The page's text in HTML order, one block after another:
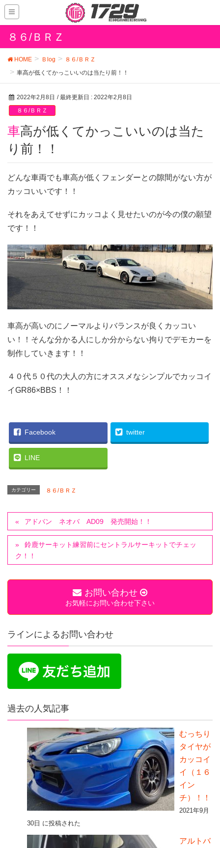
８６/ＢＲＺ
HOME Ｂlog
８６/ＢＲＺ
車高が低くてかっこいいのは当たり前！！
2022年2月8日 / 最終更新日 : 2022年2月8日
８６/ＢＲＺ
車高が低くてかっこいいのは当た
り前！！
どんな車両でも車高が低くフェンダーとの隙間がない方が
カッコいいです！！
それをあえてせずにカッコよく見せたいのが今の僕の願望
です！！
車高が高いのにノーマルよりバランスが良くカッコい
い！！そんな分かる人にしか分からない拘りでデモカーを
制作していきます！！
４０代５０代の大人の方にオススメなシンプルでカッコイ
イGR86×BBS！！
Facebook twitter
LINE
カテゴリー ８６/ＢＲＺ
アドバン ネオバ AD09 発売開始！！
鈴鹿サーキット練習前にセントラルサーキットでチェッ
ク！！
お問い合わせ
お気軽にお問い合わせ下さい
ラインによるお問い合わせ
過去の人気記事
むっちり
タイヤが
カッコイ
イ（１６
イン
チ）！！
2021年9月
30日 に投稿された
アルトバ